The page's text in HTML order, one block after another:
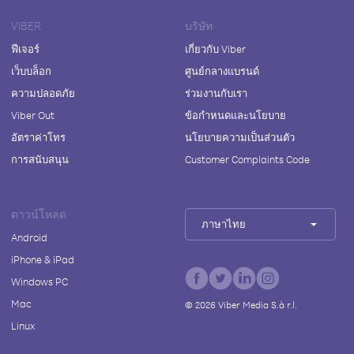
VIBER
ฟีเจอร์
เว็บบล็อก
ความปลอดภัย
Viber Out
อัตราค่าโทร
การสนับสนุน
บริษัท
เกี่ยวกับ Viber
ศูนย์กลางแบรนด์
ร่วมงานกับเรา
ข้อกำหนดและนโยบาย
นโยบายความเป็นส่วนตัว
Customer Complaints Code
ดาวน์โหลด
Android
iPhone & iPad
Windows PC
Mac
Linux
ภาษาไทย
© 2026Viber Media S.à r.l.